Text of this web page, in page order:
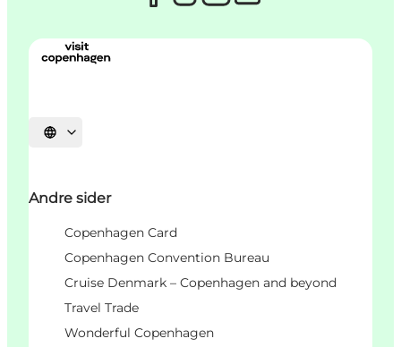
Velg språk
Andre sider
Copenhagen Card
Copenhagen Convention Bureau
Cruise Denmark – Copenhagen and beyond
Travel Trade
Wonderful Copenhagen